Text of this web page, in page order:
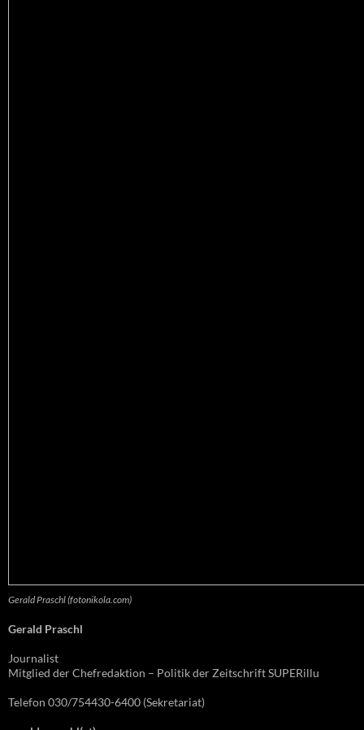
Gerald Praschl (fotonikola.com)
Gerald Praschl
Journalist
Mitglied der Chefredaktion – Politik der Zeitschrift SUPERillu
Telefon 030/754430-6400 (Sekretariat)